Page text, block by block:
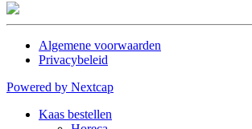
Algemene voorwaarden
Privacybeleid
Powered by Nextcap
Kaas bestellen